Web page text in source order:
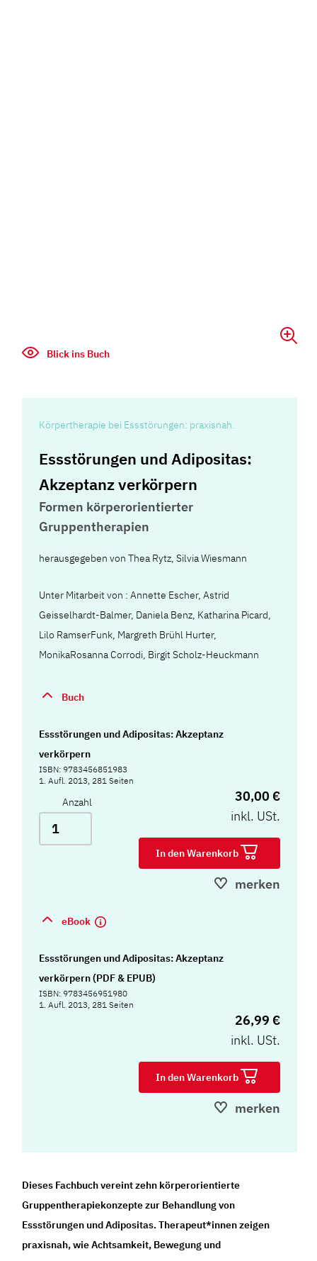
Blick ins Buch
Körpertherapie bei Essstörungen: praxisnah.
Essstörungen und Adipositas:
Akzeptanz verkörpern
Formen körperorientierter
Gruppentherapien
herausgegeben von Thea Rytz, Silvia Wiesmann
Unter Mitarbeit von : Annette Escher, Astrid
Geisselhardt-Balmer, Daniela Benz, Katharina Picard,
Lilo RamserFunk, Margreth Brühl Hurter,
MonikaRosanna Corrodi, Birgit Scholz-Heuckmann
Buch
Essstörungen und Adipositas: Akzeptanz
verkörpern
ISBN: 9783456851983
1. Aufl. 2013, 281 Seiten
Anzahl
30,00 €
inkl. USt.
In den Warenkorb
merken
eBook
Essstörungen und Adipositas: Akzeptanz
verkörpern (PDF & EPUB)
ISBN: 9783456951980
1. Aufl. 2013, 281 Seiten
26,99 €
inkl. USt.
In den Warenkorb
merken
Dieses Fachbuch vereint zehn körperorientierte
Gruppentherapiekonzepte zur Behandlung von
Essstörungen und Adipositas. Therapeut*innen zeigen
praxisnah, wie Achtsamkeit, Bewegung und